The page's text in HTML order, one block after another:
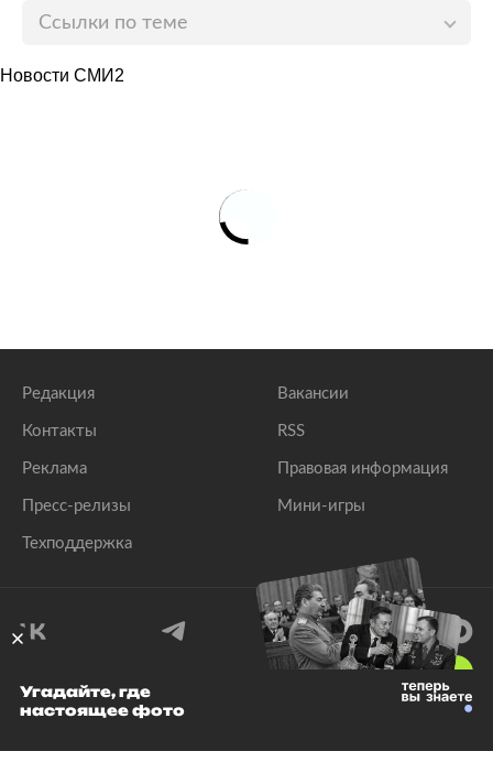
Ссылки по теме
379 shootings across the US during July Fourth
Independence Day fireworks, once joyous celebrations,
are now nightmares for these gun violence survivors
Новости СМИ2
Редакция
Контакты
Реклама
Пресс-релизы
Техподдержка
Вакансии
RSS
Правовая информация
Мини-игры
© 1999–2026 Все права защищены.
Угадайте, где
настоящее фото